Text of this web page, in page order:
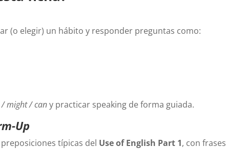
(o elegir) un hábito y responder preguntas como:
might / cany practicar speaking de forma guiada.
Up
típicas del Use of English Part 1, con frases